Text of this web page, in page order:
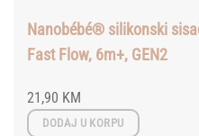
Nanobébé® silikonski
Fast Flow, 6m+, GEN2
21,90 KM
DODAJ U KORPU